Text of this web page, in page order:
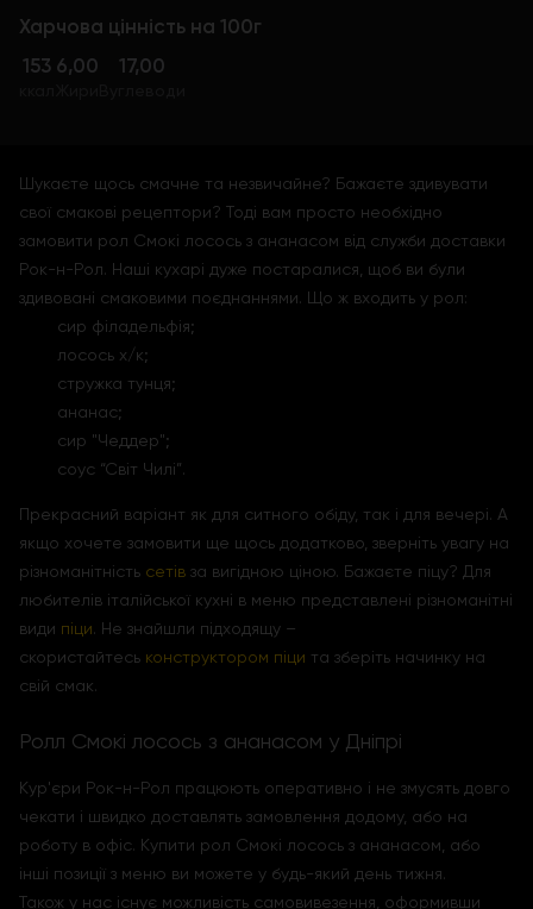
Харчова цінність на 100г
153 6,00 17,00
Шукаєте щось смачне та незвичайне? Бажаєте здивувати
свої смакові рецептори? Тоді вам просто необхідно
замовити рол Смокі лосось з ананасом від служби доставки
Рок-н-Рол. Наші кухарі дуже постаралися, щоб ви були
здивовані смаковими поєднаннями. Що ж входить у рол:
сир філадельфія;
лосось х/к;
стружка тунця;
ананас;
сир "Чеддер";
соус “Світ Чилі”.
Прекрасний варіант як для ситного обіду, так і для вечері. А
якщо хочете замовити ще щось додатково, зверніть увагу на
різноманітність сетів за вигідною ціною. Бажаєте піцу? Для
любителів італійської кухні в меню представлені різноманітні
види піци. Не знайшли підходящу –
скористайтесь конструктором піци та зберіть начинку на
свій смак.
Ролл Смокі лосось з ананасом у Дніпрі
Кур'єри Рок-н-Рол працюють оперативно і не змусять довго
чекати і швидко доставлять замовлення додому, або на
роботу в офіс. Купити рол Смокі лосось з ананасом, або
інші позиції з меню ви можете у будь-який день тижня.
Також у нас існує можливість самовивезення, оформивши